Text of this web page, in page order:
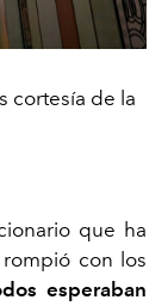
cortesía de la
que ha
con los
esperaban